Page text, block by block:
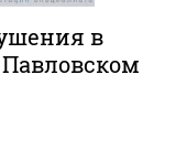
в
Павловском